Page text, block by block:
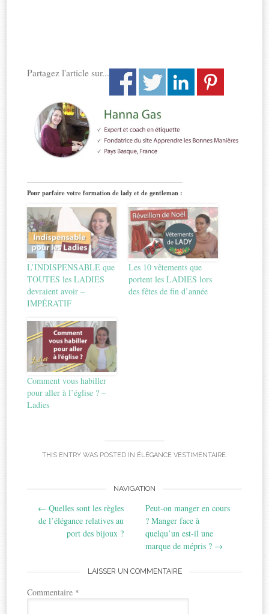
Partagez l'article sur...
Pour parfaire votre formation de lady et de gentleman :
L’INDISPENSABLE que
TOUTES les LADIES
devraient avoir –
IMPÉRATIF
Les 10 vêtements que
portent les LADIES lors
des fêtes de fin d’année
Comment vous habiller
pour aller à l’église ? –
Ladies
THIS ENTRY WAS POSTED IN ÉLÉGANCE VESTIMENTAIRE.
navigation
NAVIGATION
← Quelles sont les règles
de l’élégance relatives au
port des bijoux ?
Peut-on manger en cours
? Manger face à
quelqu’un est-il une
marque de mépris ? →
LAISSER UN COMMENTAIRE
Commentaire *